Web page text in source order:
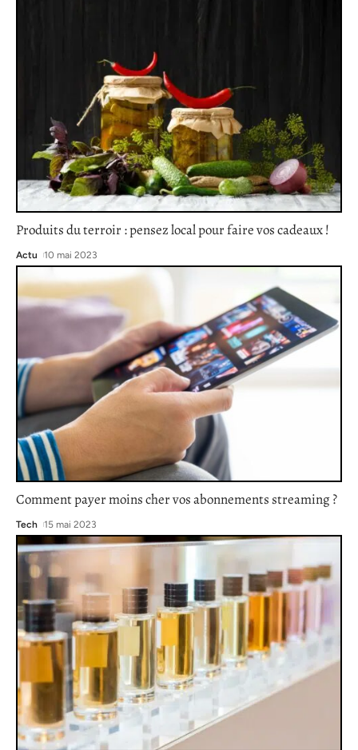
Produits du terroir : pensez local pour faire vos cadeaux !
Actu 10 mai 2023
Comment payer moins cher vos abonnements streaming ?
Tech 15 mai 2023